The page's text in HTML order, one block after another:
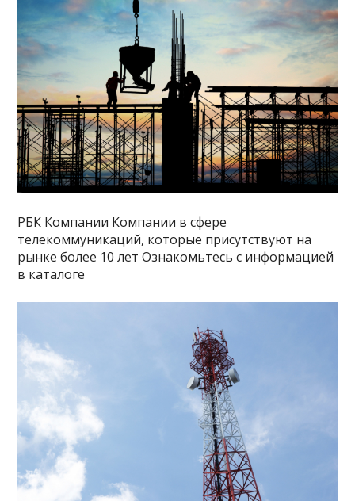
РБК Компании Компании в сфере
телекоммуникаций, которые присутствуют на
рынке более 10 лет Ознакомьтесь с информацией
в каталоге